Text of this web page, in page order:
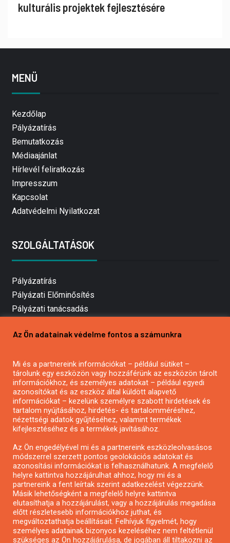
kulturális projektek fejlesztésére
MENÜ
Kezdőlap
Pályázatírás
Bemutatkozás
Médiaajánlat
Hírlevél feliratkozás
Impresszum
Kapcsolat
Adatvédelmi Nyilatkozat
SZOLGÁLTATÁSOK
Pályázatírás
Pályázati Előminősítés
Pályázati tanácsadás
Mezőgazdasági pályázatírás
Pályázatírás civil szervezeteknek
Pályázatírás önkormányzatoknak
Pályázatfigyelés
Specifikus pályázatfigyelés vagy hírlevél
Pályázatok magánszemélyeknek
Pályázatok civil szervezeteknek
Pályázatok vállalkozásoknak
Önkormányzati pályázatok
Mezőgazdasági pályázatok
Az Ön adatainak védelme fontos a számunkra
Mi és a partnereink információkat – például sütiket –
tárolunk egy eszközön vagy hozzáférünk az eszközön tárolt
információkhoz, és személyes adatokat – például egyedi
azonosítókat és az eszköz által küldött alapvető
információkat – kezelünk személyre szabott hirdetések és
tartalom nyújtásához, hirdetés- és tartalomméréshez,
nézettségi adatok gyűjtéséhez, valamint termékek
kifejlesztéséhez és a termékek javításához.
Az Ön engedélyével mi és a partnereink eszközleolvasásos
módszerrel szerzett pontos geolokációs adatokat és
azonosítási információkat is felhasználhatunk. A megfelelő
helyre kattintva hozzájárulhat ahhoz, hogy mi és a
partnereink a fent leírtak szerint adatkezelést végezzünk.
Másik lehetőségként a megfelelő helyre kattintva
elutasíthatja a hozzájárulást, vagy a hozzájárulás megadása
előtt részletesebb információkhoz juthat, és
megváltoztathatja beállításait. Felhívjuk figyelmét, hogy
személyes adatainak bizonyos kezeléséhez nem feltétlenül
szükséges az Ön hozzájárulása, de jogában áll tiltakozni az